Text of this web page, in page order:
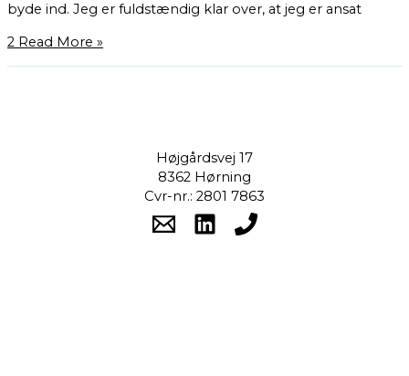
byde ind. Jeg er fuldstændig klar over, at jeg er ansat
2 Read More »
Højgårdsvej 17
8362 Hørning
Cvr-nr.: 2801 7863